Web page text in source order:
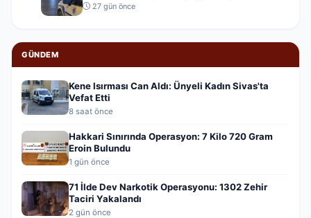
27 gün önce
GÜNDEM
Kene Isırması Can Aldı: Ünyeli Kadın Sivas'ta
Vefat Etti
8 saat önce
Hakkari Sınırında Operasyon: 7 Kilo 720 Gram
Eroin Bulundu
1 gün önce
71 İlde Dev Narkotik Operasyonu: 1302 Zehir
Taciri Yakalandı
2 gün önce